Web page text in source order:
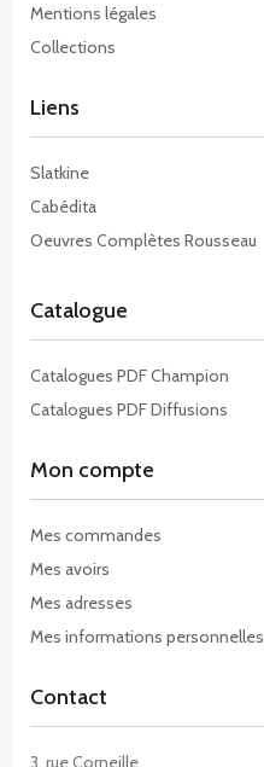
Mentions légales
Collections
Liens
Slatkine
Cabédita
Oeuvres Complètes Rousseau
Catalogue
Catalogues PDF Champion
Catalogues PDF Diffusions
Mon compte
Mes commandes
Mes avoirs
Mes adresses
Mes informations personnelles
Contact
3, rue Corneille